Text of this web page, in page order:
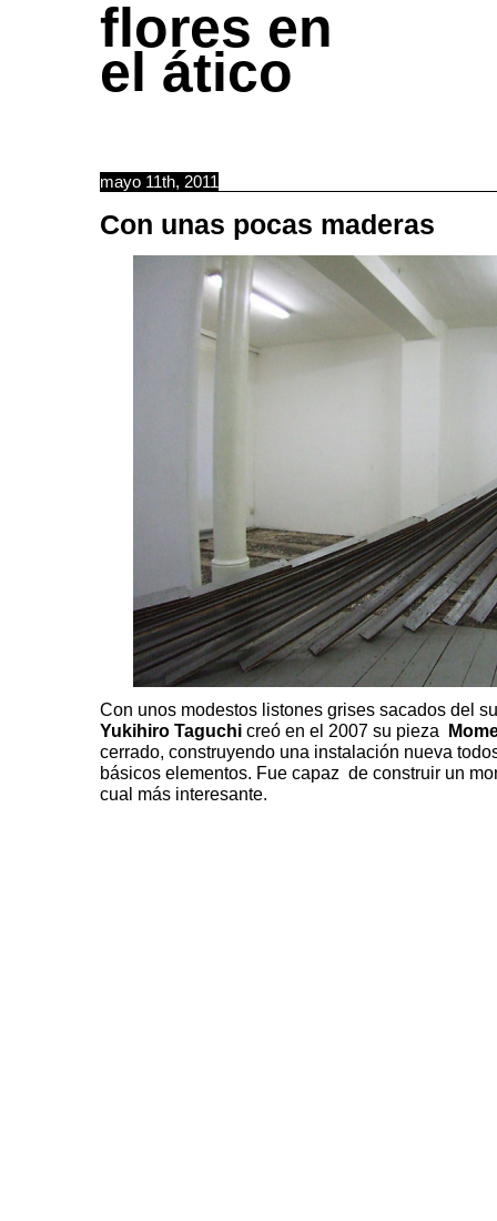
flores en
el ático
mayo 11th, 2011
Con unas pocas maderas
Con unos modestos listones grises sacados del
Yukihiro Taguchi creó en el 2007 su pieza
cerrado, construyendo una instalación nueva
básicos elementos. Fue capaz de construir un
cual más interesante.